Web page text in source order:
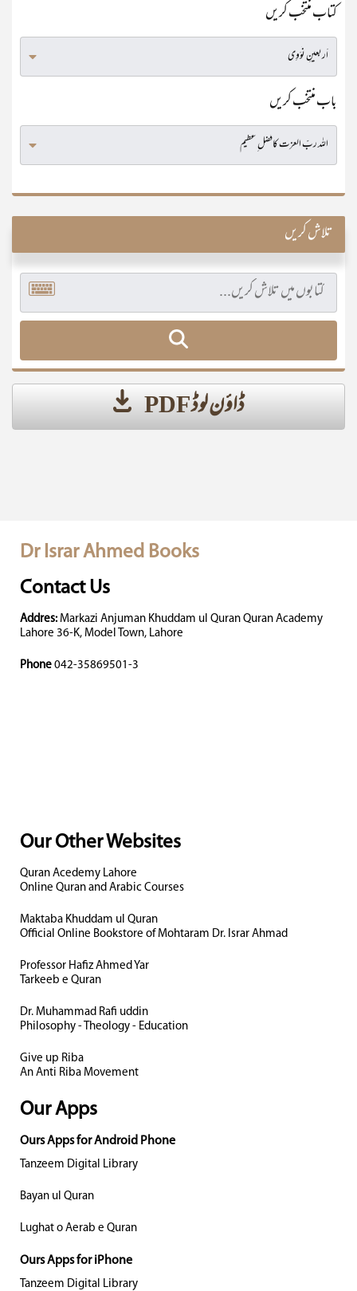
کتاب منتخب کریں
باب منتخب کریں
تلاش کریں
ڈاؤن لوڈ PDF
Dr Israr Ahmed Books
Contact Us
Addres: Markazi Anjuman Khuddam ul Quran Quran Academy
Lahore 36-K, Model Town, Lahore
Phone 042-35869501-3
Our Other Websites
Quran Acedemy Lahore
Online Quran and Arabic Courses
Maktaba Khuddam ul Quran
Official Online Bookstore of Mohtaram Dr. Israr Ahmad
Professor Hafiz Ahmed Yar
Tarkeeb e Quran
Dr. Muhammad Rafi uddin
Philosophy - Theology - Education
Give up Riba
An Anti Riba Movement
Our Apps
Ours Apps for Android Phone
Tanzeem Digital Library
Bayan ul Quran
Lughat o Aerab e Quran
Ours Apps for iPhone
Tanzeem Digital Library